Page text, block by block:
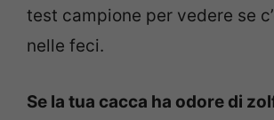
test campione per vedere se
nelle feci.
Se la tua cacca ha odore di